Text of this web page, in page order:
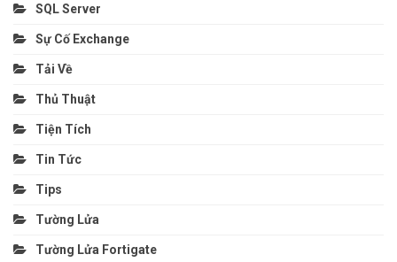
SQL Server
Sự Cố Exchange
Tải Về
Thủ Thuật
Tiện Tích
Tin Tức
Tips
Tường Lửa
Tường Lửa Fortigate